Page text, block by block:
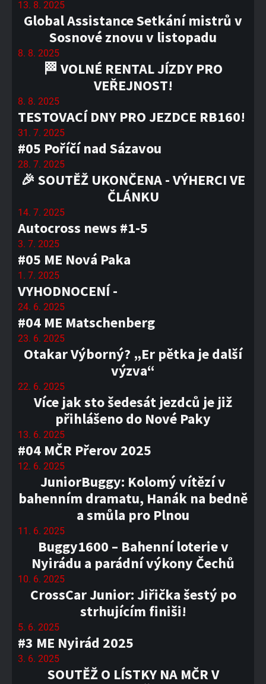
13. 8. 2025
Global Assistance Setkání mistrů v
Sosnové znovu v listopadu
8. 8. 2025
🏁 VOLNÉ RENTAL JÍZDY PRO
VEŘEJNOST!
8. 8. 2025
TESTOVACÍ DNY PRO JEZDCE RB160!
31. 7. 2025
#05 Poříčí nad Sázavou
28. 7. 2025
🎉 SOUTĚŽ UKONČENA - VÝHERCI VE
ČLÁNKU
14. 7. 2025
Autocross news #1-5
3. 7. 2025
#05 ME Nová Paka
1. 7. 2025
VYHODNOCENÍ -
24. 6. 2025
#04 ME Matschenberg
23. 6. 2025
Otakar Výborný? „Er pětka je další
výzva“
22. 6. 2025
Více jak sto šedesát jezdců je již
přihlášeno do Nové Paky
13. 6. 2025
#04 MČR Přerov 2025
12. 6. 2025
JuniorBuggy: Kolomý vítězí v
bahenním dramatu, Hanák na bedně
a smůla pro Plnou
11. 6. 2025
Buggy1600 – Bahenní loterie v
Nyirádu a parádní výkony Čechů
10. 6. 2025
CrossCar Junior: Jiřička šestý po
strhujícím finiši!
5. 6. 2025
#3 ME Nyirád 2025
3. 6. 2025
SOUTĚŽ O LÍSTKY NA MČR V